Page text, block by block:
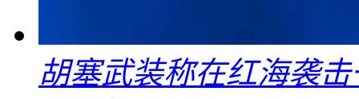
胡塞武装称在红海袭